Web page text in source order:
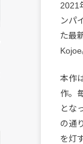
2021
ンパ
た最
Kojoe
本作
作。
とな
の通
を灯